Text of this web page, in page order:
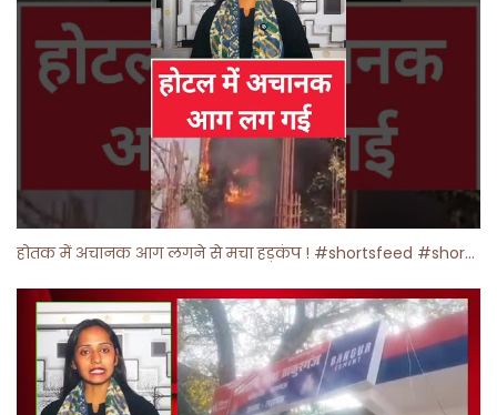
होतक में अचानक आग लगने से मचा हड़कंप ! #shortsfeed #shorts #viralshorts